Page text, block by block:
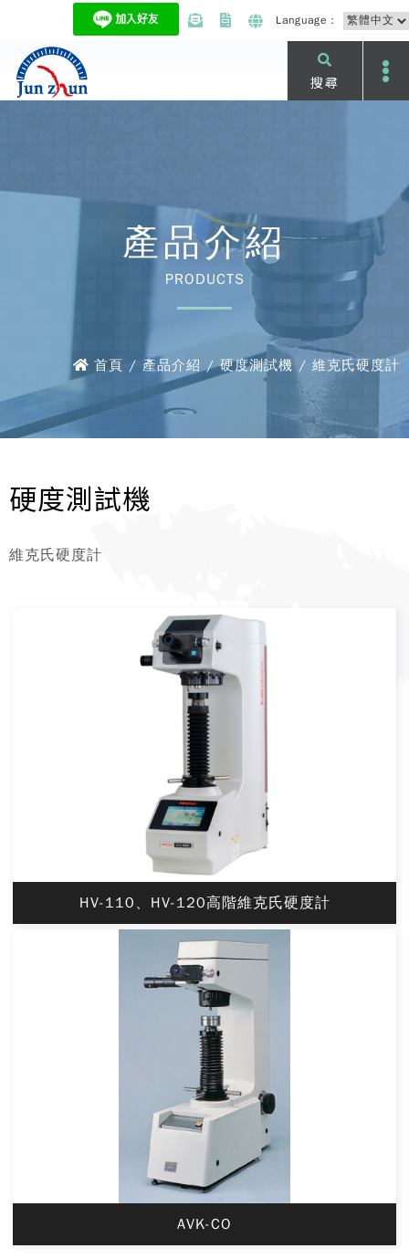
Language：
搜尋
產品介紹
PRODUCTS
首頁 / 產品介紹 / 硬度測試機 / 維克氏硬度計
硬度測試機
維克氏硬度計
HV-110、HV-120高階維克氏硬度計
AVK-CO